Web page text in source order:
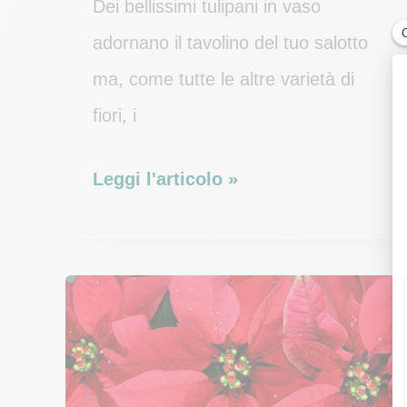
Dei bellissimi tulipani in vaso
adornano il tavolino del tuo salotto
ma, come tutte le altre varietà di
fiori, i
Consigli
un
bouquet
di
tulipani
Leggi l'articolo »